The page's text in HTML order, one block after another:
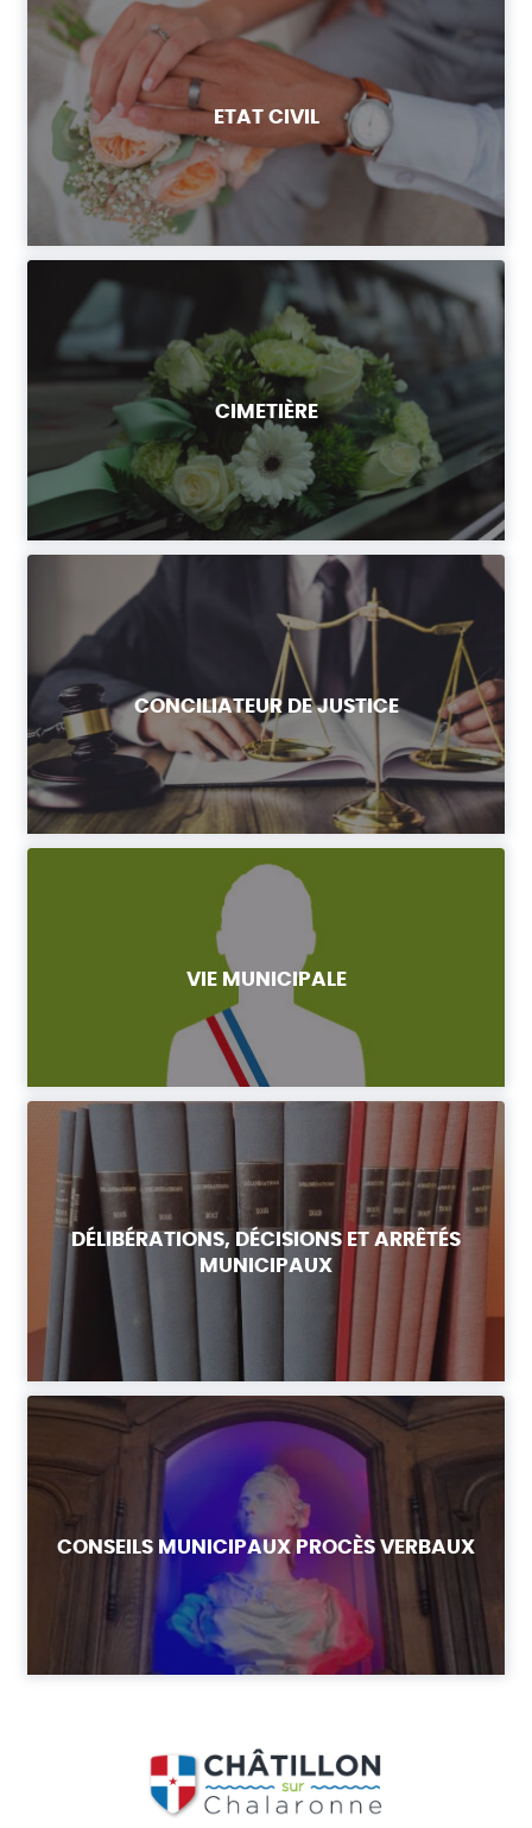
ETAT CIVIL
CIMETIÈRE
CONCILIATEUR DE JUSTICE
VIE MUNICIPALE
DÉLIBÉRATIONS, DÉCISIONS ET ARRÊTÉS
MUNICIPAUX
CONSEILS MUNICIPAUX PROCÈS VERBAUX